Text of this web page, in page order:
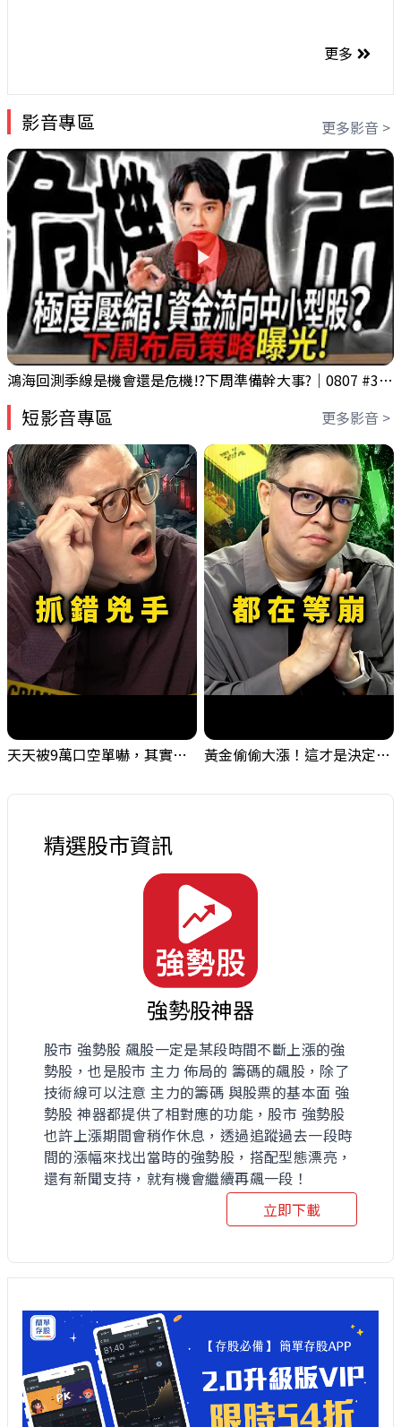
更多
影音專區 更多影音 >
鴻海回測季線是機會還是危機!?下周準備幹大事?｜0807 #3661 #2317 #2317鴻海
短影音專區 更多影音 >
天天被9萬口空單嚇，其實你盯錯地方了｜Mr.Jimmy高志銘 #台股 #外資期貨 #融資 黃金偷偷大漲！這才是決定台股生死的「真風向球」！｜Mr.Jimmy高志銘 #黃金 #美元指數 #聯準會
精選股市資訊
強勢股神器
股市 強勢股 飆股一定是某段時間不斷上漲的強
勢股，也是股市 主力 佈局的 籌碼的飆股，除了
技術線可以注意 主力的籌碼 與股票的基本面 強
勢股 神器都提供了相對應的功能，股市 強勢股
也許上漲期間會稍作休息，透過追蹤過去一段時
間的漲幅來找出當時的強勢股，搭配型態漂亮，
還有新聞支持，就有機會繼續再飆一段！
立即下載